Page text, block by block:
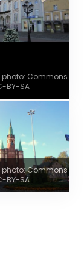
photo: Commons
BY-SA
photo: Commons
BY-SA